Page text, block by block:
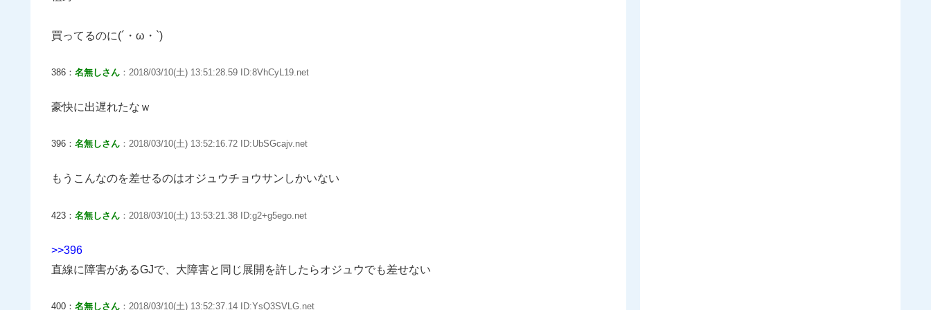
買ってるのに(´・ω・`)
386： 名無しさん ：2018/03/10(土) 13:51:28.59 ID:8VhCyL19.net
豪快に出遅れたなｗ
396： 名無しさん ：2018/03/10(土) 13:52:16.72 ID:UbSGcajv.net
もうこんなのを差せるのはオジュウチョウサンしかいない
423： 名無しさん ：2018/03/10(土) 13:53:21.38 ID:g2+g5ego.net
>>396
直線に障害があるGJで、大障害と同じ展開を許したらオジュウでも差せない
400： 名無しさん ：2018/03/10(土) 13:52:37.14 ID:YsQ3SVLG.net